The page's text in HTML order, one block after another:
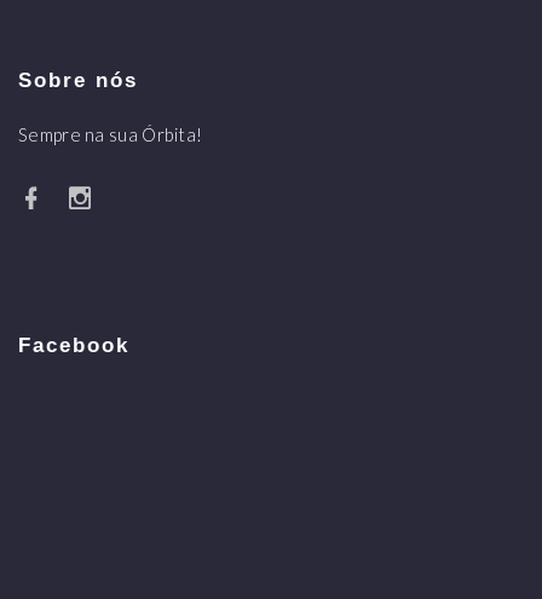
Sobre nós
Sempre na sua Órbita!
Facebook